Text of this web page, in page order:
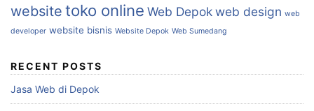
website toko online Web Depokweb design web
developer website bisnis Website Depok Web Sumedang
RECENT POSTS
Jasa Web di Depok